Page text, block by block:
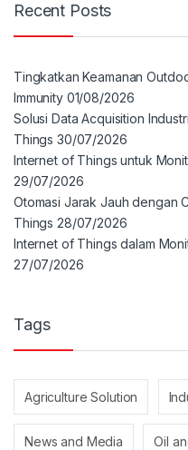
Recent Posts
Tingkatkan Keamanan
Immunity 01/08/2026
Solusi Data Acquisition
Things 30/07/2026
Internet of Things untuk
29/07/2026
Otomasi Jarak Jauh dengan
Things 28/07/2026
Internet of Things dalam
27/07/2026
Tags
Agriculture Solution
News and Media Oil